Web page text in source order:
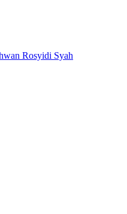
Rosyidi Syah